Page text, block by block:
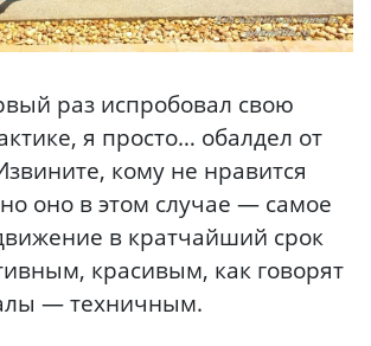
раз испробовал свою
я просто… обалдел от
кому не нравится
оно в этом случае — самое
в кратчайший срок
красивым, как говорят
— техничным.